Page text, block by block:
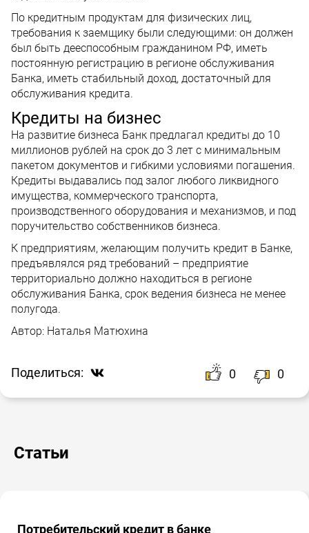
По кредитным продуктам для физических лиц,
требования к заемщику были следующими: он должен
был быть дееспособным гражданином РФ, иметь
постоянную регистрацию в регионе обслуживания
Банка, иметь стабильный доход, достаточный для
обслуживания кредита.
Кредиты на бизнес
На развитие бизнеса Банк предлагал кредиты до 10
миллионов рублей на срок до 3 лет с минимальным
пакетом документов и гибкими условиями погашения.
Кредиты выдавались под залог любого ликвидного
имущества, коммерческого транспорта,
производственного оборудования и механизмов, и под
поручительство собственников бизнеса.
К предприятиям, желающим получить кредит в Банке,
предъявлялся ряд требований – предприятие
территориально должно находиться в регионе
обслуживания Банка, срок ведения бизнеса не менее
полугода.
Автор: Наталья Матюхина
Поделиться: 0 0
Статьи
Потребительский кредит в банке